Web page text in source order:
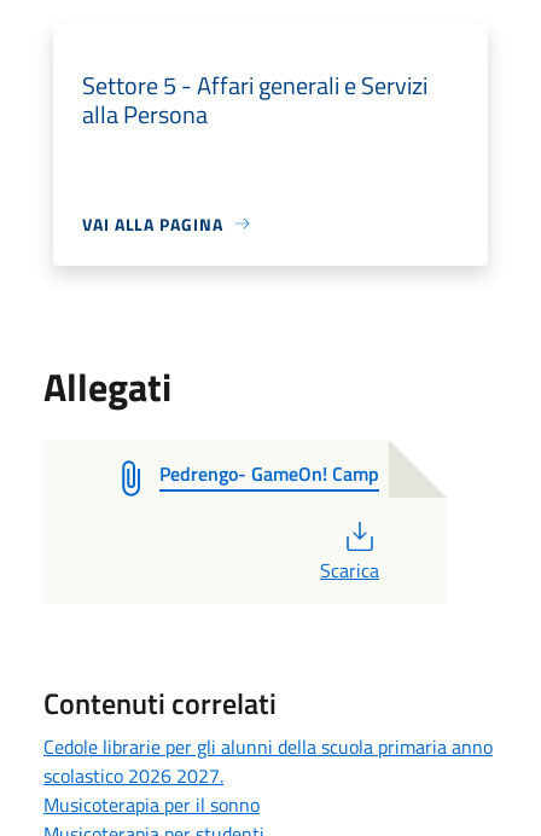
Settore 5 - Affari generali e Servizi
alla Persona
VAI ALLA PAGINA
Allegati
Pedrengo- GameOn! Camp
Scarica
Contenuti correlati
Cedole librarie per gli alunni della scuola primaria anno
scolastico 2026 2027.
Musicoterapia per il sonno